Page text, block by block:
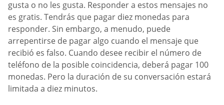
gusta o no les gusta. Responder a estos mensajes no
es gratis. Tendrás que pagar diez monedas para
responder. Sin embargo, a menudo, puede
arrepentirse de pagar algo cuando el mensaje que
recibió es falso. Cuando desee recibir el número de
teléfono de la posible coincidencia, deberá pagar 100
monedas. Pero la duración de su conversación estará
limitada a diez minutos.